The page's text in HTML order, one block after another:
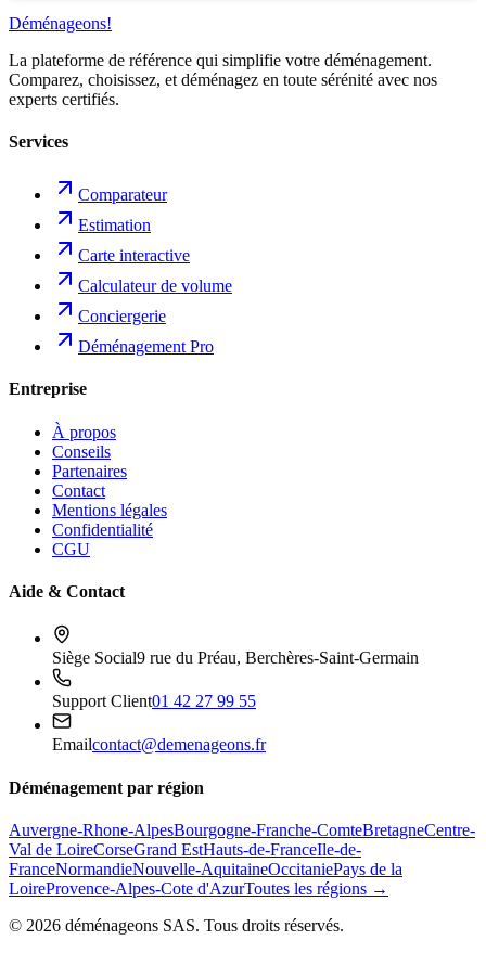
Déménageons!
La plateforme de référence qui simplifie votre déménagement.
Comparez, choisissez, et déménagez en toute sérénité avec nos
experts certifiés.
Services
Comparateur
Estimation
Carte interactive
Calculateur de volume
Conciergerie
Déménagement Pro
Entreprise
À propos
Conseils
Partenaires
Contact
Mentions légales
Confidentialité
CGU
Aide & Contact
Siège Social9 rue du Préau, Berchères-Saint-Germain
Support Client01 42 27 99 55
Emailcontact@demenageons.fr
Déménagement par région
Auvergne-Rhone-AlpesBourgogne-Franche-ComteBretagneCentre-
Val de LoireCorseGrand EstHauts-de-FranceIle-de-
FranceNormandieNouvelle-AquitaineOccitaniePays de la
LoireProvence-Alpes-Cote d'AzurToutes les régions →
© 2026 déménageons SAS. Tous droits réservés.